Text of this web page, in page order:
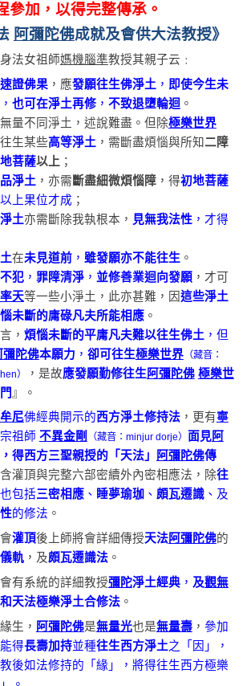
參加，以得完整傳承。
阿彌陀佛成就及會供大法教授》
法女祖師媽機腦準教授其親子云﹕
證佛果，應發願往生佛淨土 ， 即使今生未
， 也可在淨土再修， 不致退墮輪迴 。
量不同淨土，述說難盡。但除極樂世界
生某些高等淨土 ，需斷盡煩惱與所知二障
菩薩以上 ；
淨土 ，亦需斷盡細微煩惱障，得初地菩薩
以上果位才成 ；
土亦需斷除我執根本， 見無我法性，才得
在未見道前， 雖發願亦不能往生 。
犯， 罪障清淨， 並修善業迴向發願，才可
天等一些小淨土，此亦甚難，因這些淨土
未斷的庸碌凡夫所能相應。
， 煩惱未斷的平庸凡夫難以往生佛土 ，但
彌陀佛本願力 ， 卻可往生極樂世界（藏音：
）
，是故應發願勤修往生阿彌陀佛 極樂世
』。
尼佛經典開示的西方淨土修持法，更有寧
祖師 不異金剛 （藏音：minjur dorje） 面見阿
，得西方三聖親授的「天法」 阿彌陀佛傳
灌頂與完整六部密續外內密相應法，除往
也包括三密相應、 睡夢瑜珈 、 頗瓦遷識、及
的修法 。
灌頂後上師將會詳細傳授天法阿彌陀佛的
軌，及頗瓦遷識法。
有系統的詳細教授彌陀淨土經典， 及觀無
和天法極樂淨土合修法。
生， 阿彌陀佛是無量光也是無量壽， 參加
得長壽加持並種往生西方淨土之「因」，
後如法修持的「緣」，將得往生西方極樂